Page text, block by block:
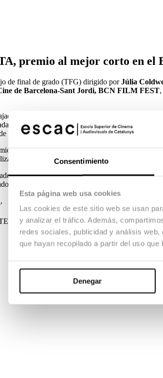
Consentimiento
Esta página web usa cookies
Las cookies de este sitio web se usan
y analizar el tráfico. Además,
redes sociales, publicidad y análisis
que hayan recopilado a partir del uso
Denegar
premio al mejor corto en el
de final de grado (TFG) dirigido porJúlia
de Barcelona-Sant Jordi, BCN FILM FEST
y humilde. Mientras trabaja, su madre se
a abrir los ojos y enfrentarse a una nueva
la demencia.
ESCAC al Mejor Cortometraje, con dotación
de la ESCAC.
(TFG) son los cortometrajes con los que los
íntegramente en ESCAC.
,